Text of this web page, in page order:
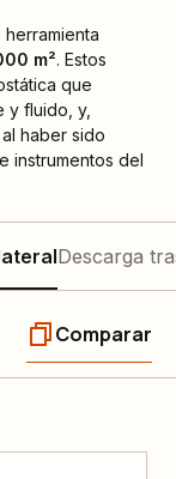
herramienta
m². Estos
que
y fluido, y,
haber sido
instrumentos del
Descarga
Comparar